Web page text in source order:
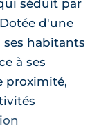
séduit par
d'une
ses habitants
à ses
proximité,